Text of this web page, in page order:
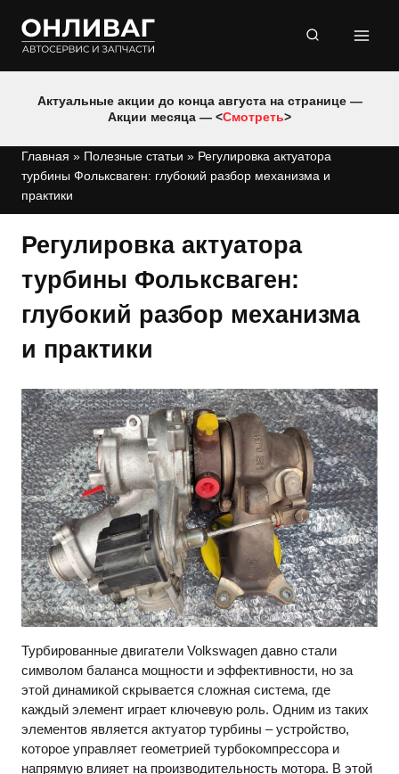
содержимому
Актуальные акции до конца августа на странице —
Акции месяца — <Смотреть>
Главная » Полезные статьи » Регулировка актуатора
турбины Фольксваген: глубокий разбор механизма и
практики
Регулировка актуатора
турбины Фольксваген:
глубокий разбор механизма
и практики
Турбированные двигатели Volkswagen давно стали
символом баланса мощности и эффективности, но за
этой динамикой скрывается сложная система, где
каждый элемент играет ключевую роль. Одним из таких
элементов является актуатор турбины – устройство,
которое управляет геометрией турбокомпрессора и
напрямую влияет на производительность мотора. В этой